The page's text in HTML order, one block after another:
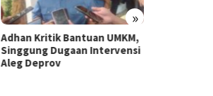
»
Adhan Kritik Bantuan UMKM,
Singgung Dugaan Intervensi
Aleg Deprov